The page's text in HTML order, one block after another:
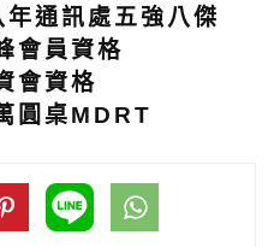
通訊處五強八傑
會員資格
會資格
圓桌MDRT